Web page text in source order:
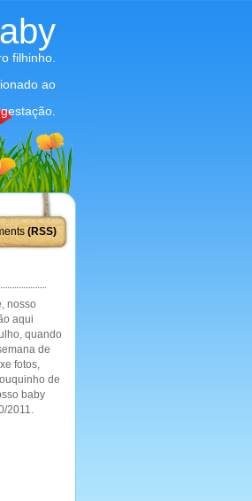
filhinho.
ao
(RSS)
nosso
aqui
quando
de
fotos,
de
baby
2011.